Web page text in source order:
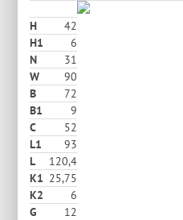
H
42
H1
6
N
31
W
90
В
72
B1
9
C
52
L1
93
L
120,4
K1 25,75
K2
6
G
12